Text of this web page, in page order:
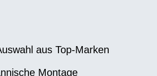
aus Top-Marken
Montage